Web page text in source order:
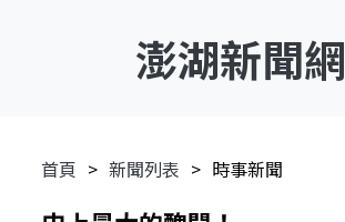
澎湖新聞網
首頁 新聞列表 時事新聞